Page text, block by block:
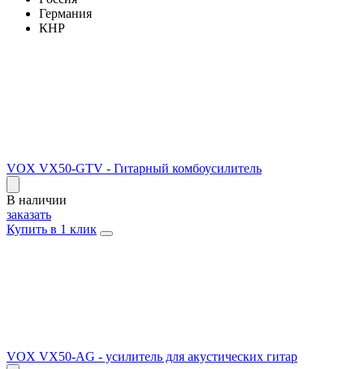
Германия
КНР
VOX VX50-GTV - Гитарный комбоусилитель
В наличии
заказать
Купить в 1 клик
VOX VX50-AG - усилитель для акустических гитар